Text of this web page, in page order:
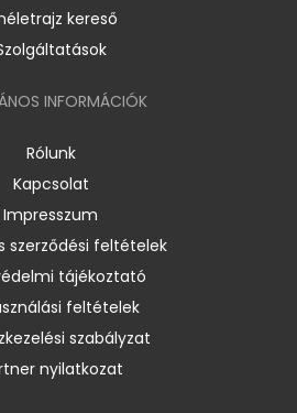
kereső
INFORMÁCIÓK
Rólunk
Kapcsolat
Impresszum
szerződési feltételek
tájékoztató
feltételek
szabályzat
nyilatkozat